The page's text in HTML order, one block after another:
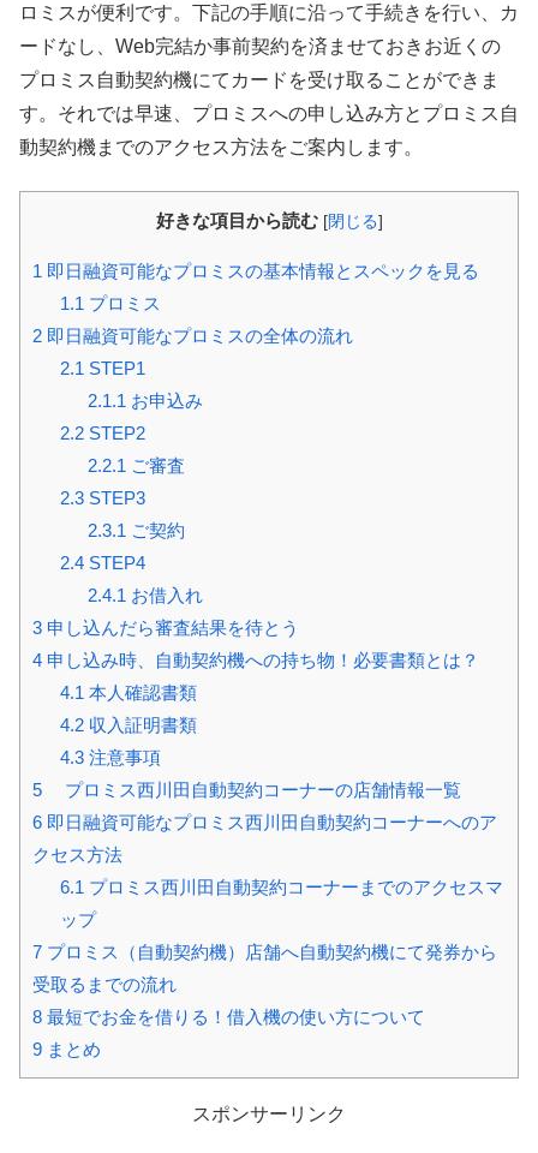
ロミスが便利です。下記の手順に沿って手続きを行い、カ
ードなし、Web完結か事前契約を済ませておきお近くの
プロミス自動契約機にてカードを受け取ることができま
す。それでは早速、プロミスへの申し込み方とプロミス自
動契約機までのアクセス方法をご案内します。
好きな項目から読む [閉じる]
1 即日融資可能なプロミスの基本情報とスペックを見る
1.1 プロミス
2 即日融資可能なプロミスの全体の流れ
2.1 STEP1
2.1.1 お申込み
2.2STEP2
2.2.1 ご審査
2.3STEP3
2.3.1 ご契約
2.4STEP4
2.4.1 お借入れ
3 申し込んだら審査結果を待とう
4 申し込み時、自動契約機への持ち物！必要書類とは？
4.1 本人確認書類
4.2収入証明書類
4.3注意事項
5 プロミス西川田自動契約コーナーの店舗情報一覧
6 即日融資可能なプロミス西川田自動契約コーナーへのア
クセス方法
6.1 プロミス西川田自動契約コーナーまでのアクセスマ
ップ
7 プロミス（自動契約機）店舗へ自動契約機にて発券から
受取るまでの流れ
8 最短でお金を借りる！借入機の使い方について
9 まとめ
スポンサーリンク